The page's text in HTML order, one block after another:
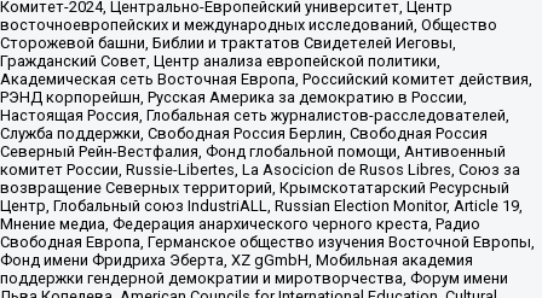
Комитет-2024, Центрально-Европейский университет, Центр
восточноевропейских и международных исследований, Общество
Сторожевой башни, Библии и трактатов Свидетелей Иеговы,
Гражданский Совет, Центр анализа европейской политики,
Академическая сеть Восточная Европа, Российский комитет действия,
РЭНД корпорейшн, Русская Америка за демократию в России,
Настоящая Россия, Глобальная сеть журналистов-расследователей,
Служба поддержки, Свободная Россия Берлин, Свободная Россия
Северный Рейн-Вестфалия, Фонд глобальной помощи, Антивоенный
комитет России, Russie-Libertes, La Asocicion de Rusos Libres, Союз за
возвращение Северных территорий, Крымскотатарский Ресурсный
Центр, Глобальный союз IndustriALL, Russian Election Monitor, Article 19,
Мнение медиа, Федерация анархического черного креста, Радио
Свободная Европа, Германское общество изучения Восточной Европы,
Фонд имени Фридриха Эберта, XZ gGmbH, Мобильная академия
поддержки гендерной демократии и миротворчества, Форум имени